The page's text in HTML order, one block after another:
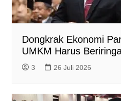
Dongkrak Ekonomi
UMKM Harus
3 26 Juli 2026